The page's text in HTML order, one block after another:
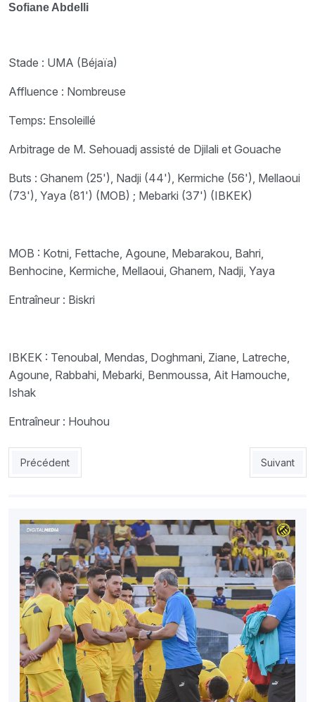
Sofiane Abdelli
Stade : UMA (Béjaïa)
Affluence : Nombreuse
Temps: Ensoleillé
Arbitrage de M. Sehouadj assisté de Djilali et Gouache
Buts : Ghanem (25'), Nadji (44'), Kermiche (56'), Mellaoui
(73'), Yaya (81') (MOB) ; Mebarki (37') (IBKEK)
MOB : Kotni, Fettache, Agoune, Mebarakou, Bahri,
Benhocine, Kermiche, Mellaoui, Ghanem, Nadji, Yaya
Entraîneur : Biskri
IBKEK : Tenoubal, Mendas, Doghmani, Ziane, Latreche,
Agoune, Rabbahi, Mebarki, Benmoussa, Ait Hamouche,
Ishak
Entraîneur : Houhou
Article précédent : NAHD : Le Nasria taille patron
Précédent Article
Suivant